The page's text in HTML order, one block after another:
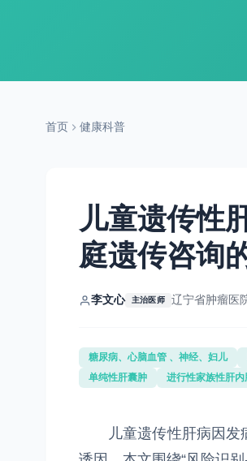
首页 健康科普
儿童遗传性
庭遗传咨询
李文心 主治医师 辽宁省肿瘤医
糖尿病、心脑血管 、神经、妇儿
单纯性肝囊肿
进行性家族性肝
儿童遗传性肝病因发病